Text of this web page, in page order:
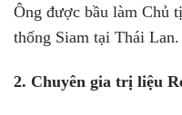
Ông được bầu làm Chủ
thống Siam tại Thái Lan.
2. Chuyên gia trị liệu